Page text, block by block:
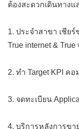
ต้องสะดวกเดินทาง
1. ประจำสาขา เชียร์
True internet &
2. ทำ Target KPI ค
3. จดทะเบียน
4. บริการหลังการขา